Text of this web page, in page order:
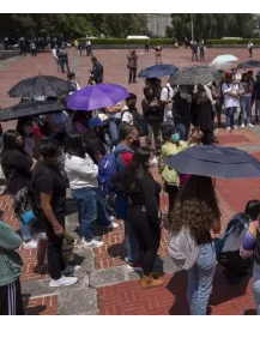
operativos de inteligencia
delictivas que operan en